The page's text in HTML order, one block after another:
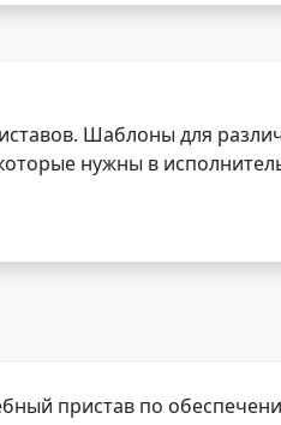
Шаблоны для
нужны в
пристав по